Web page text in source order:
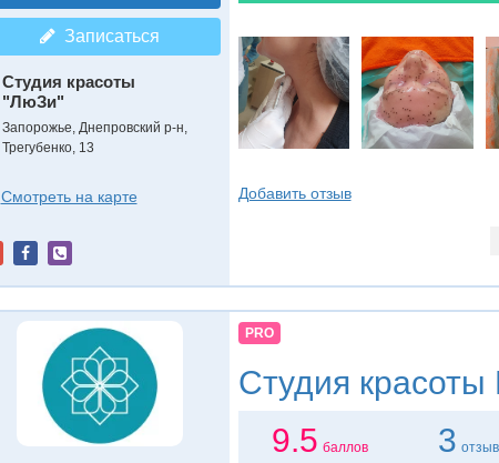
Записаться
Студия красоты
"ЛюЗи"
Запорожье, Днепровский р-н,
Трегубенко, 13
Смотреть на карте Добавить отзыв
PRO
Студия красоты
9.5 баллов 3